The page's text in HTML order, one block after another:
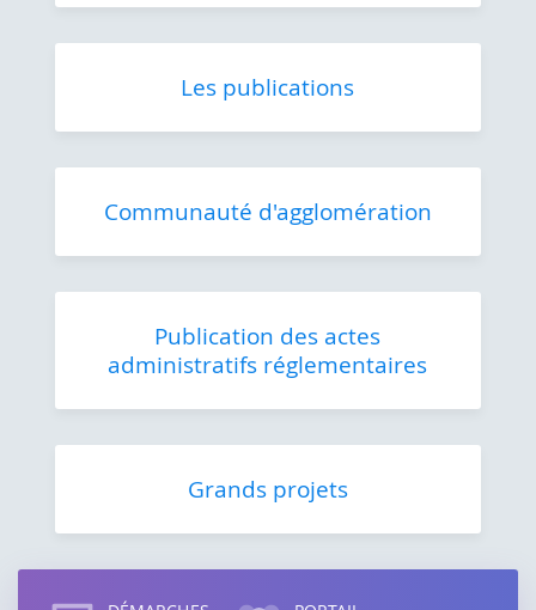
Les publications
Communauté d'agglomération
Publication des actes
administratifs réglementaires
Grands projets